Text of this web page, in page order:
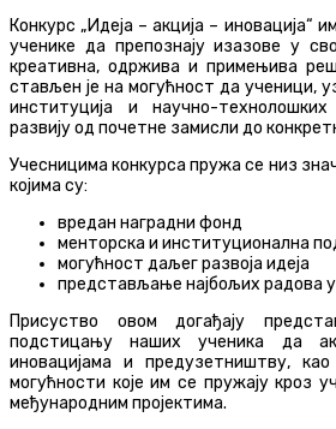
Конкурс „Идеја – акција – иновација“
ученике да препознају изазове у
креативна, одржива и примењива
стављен је на могућност да ученици,
институција и научно-
развију од почетне замисли до
Учесницима конкурса пружа се низ
којима су:
вредан наградни фонд
менторска и институционална
могућност даљег развоја идеја
представљање најбољих радова
Присуство овом догађају
подстицању наших ученика да
иновацијама и предузетништву,
могућности које им се пружају кроз
међународним пројектима.